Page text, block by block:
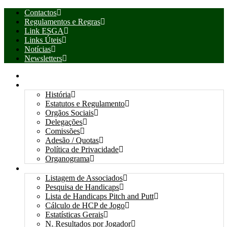
Contactos
Regulamentos e Regras
Link ESGA
Links Úteis
Notícias
Newsletters
História
Estatutos e Regulamento
Orgãos Sociais
Delegações
Comissões
Adesão / Quotas
Política de Privacidade
Organograma
Listagem de Associados
Pesquisa de Handicaps
Lista de Handicaps Pitch and Putt
Cálculo de HCP de Jogo
Estatísticas Gerais
N. Resultados por Jogador